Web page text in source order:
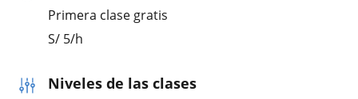
Primera clase gratis
S/ 5/h
Niveles de las clases